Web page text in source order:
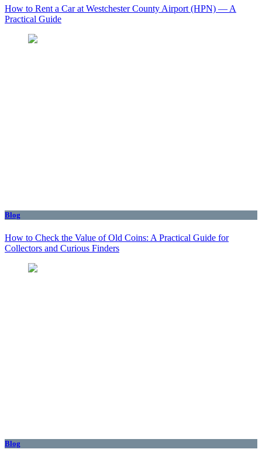
How to Rent a Car at Westchester County Airport (HPN) — A
Practical Guide
Blog
How to Check the Value of Old Coins: A Practical Guide for
Collectors and Curious Finders
Blog